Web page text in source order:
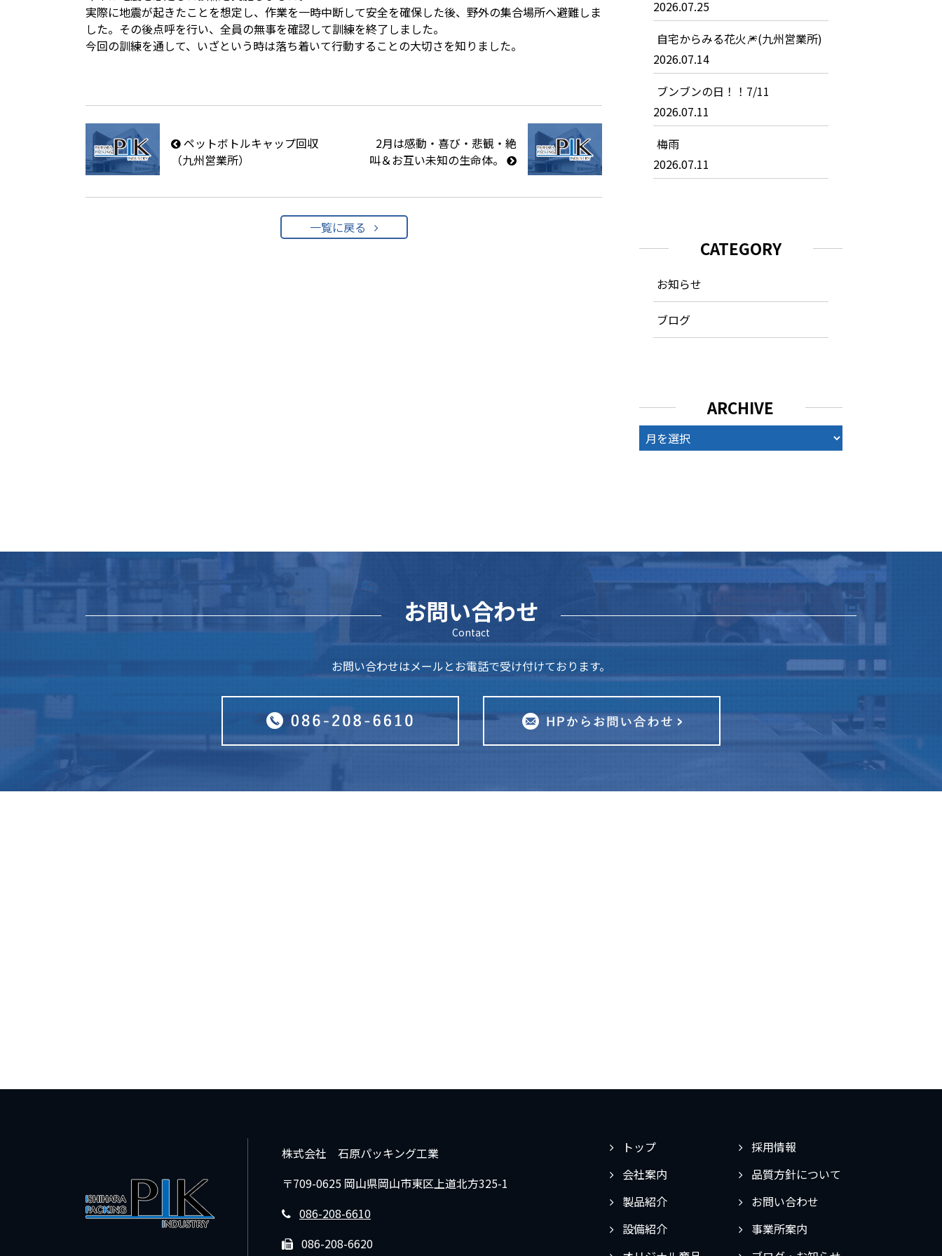
実際に地震が起きたことを想定し、作業を一時中断して安全を確保した後、野外の集合場所へ避難しま
した。その後点呼を行い、全員の無事を確認して訓練を終了しました。
今回の訓練を通して、いざという時は落ち着いて行動することの大切さを知りました。
ペットボトルキャップ回収
（九州営業所）
2月は感動・喜び・悲観・絶
叫＆お互い未知の生命体。
一覧に戻る
2026.07.25
自宅からみる花火🎆(九州営業所)
2026.07.14
ブンブンの日！！7/11
2026.07.11
梅雨
2026.07.11
CATEGORY
お知らせ
ブログ
ARCHIVE
ARCHIVE
お問い合わせ
Contact
お問い合わせはメールとお電話で受け付けております。
トップ
会社案内
製品紹介
設備紹介
採用情報
品質方針について
お問い合わせ
事業所案内
株式会社 石原パッキング工業
〒709-0625 岡山県岡山市東区上道北方325-1
086-208-6610
086-208-6620